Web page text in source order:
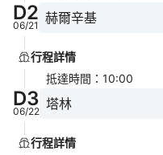
D2
06/21 赫爾辛基
行程詳情
抵達時間 ： 10:00
D3
06/22 塔林
行程詳情